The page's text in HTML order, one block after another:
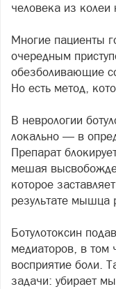
человека из
Многие пациенты
очередным
обезболивающие
Но есть метод,
В неврологии
локально — в
Препарат
мешая
которое
результате мышца
Ботулотоксин
медиаторов, в том
восприятие боли.
задачи: убирает